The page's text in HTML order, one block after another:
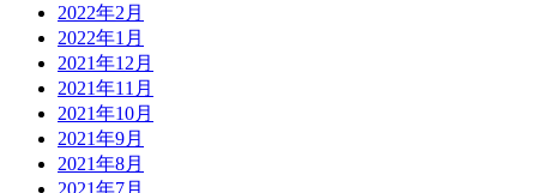
2022年2月
2022年1月
2021年12月
2021年11月
2021年10月
2021年9月
2021年8月
2021年7月